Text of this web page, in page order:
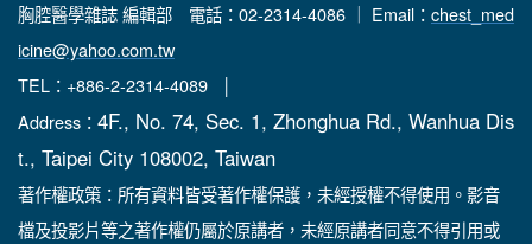
胸腔醫學雜誌 編輯部 電話：02-2314-4086 ｜ Email： chest_med
icine@yahoo.com.tw
TEL：+886-2-2314-4089 │
Address： 4F., No. 74, Sec. 1, Zhonghua Rd., Wanhua Dis
t., Taipei City 108002, Taiwan
著作權政策：所有資料皆受著作權保護，未經授權不得使用。影音
檔及投影片等之著作權仍屬於原講者，未經原講者同意不得引用或